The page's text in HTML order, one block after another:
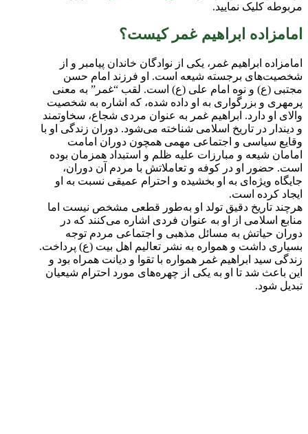
مربوطه کلیک نمایید.
امامزاده ابراهیم غمر کیست؟
امامزاده ابراهیم غمر، یکی از نوادگان خاندان پیامبر و از
شخصیت‌های برجسته شیعه است. او فرزند امام حسن
مجتبی (ع) و نوه امام علی (ع) است. لقب “غمر” به معنی
پرمهری و بزرگواری به او داده شده، که اشاره به شخصیت
والای او دارد. ابراهیم غمر به عنوان مردی شجاع، سخاوتمند
و دیندار در تاریخ اسلامی شناخته می‌شود. دوران زندگی او با
وقایع سیاسی و اجتماعی مهمی همچون دوران امامت
امامان شیعه و مبارزات علیه ظلم و استبداد همزمان بوده
است. حضور او در کوفه و تعاملاتش با مردم آن دوران،
جایگاه ویژه‌ای به او بخشیده و احترام عمیقی نسبت به او
ایجاد کرده است.
هرچند تاریخ دقیق تولد او به‌طور قطعی مشخص نیست اما
منابع اسلامی از او به عنوان فردی اشاره می‌کنند که در
دوران حیاتش به مسائل مذهبی و اجتماعی مردم توجه
بسیاری داشت و همواره به نشر تعالیم اهل بیت (ع) پرداخت.
زندگی سید ابراهیم غمر همواره با تقوا و دیانت همراه بود و
این باعث شد تا او به یکی از چهره‌های مورد احترام شیعیان
تبدیل شود.